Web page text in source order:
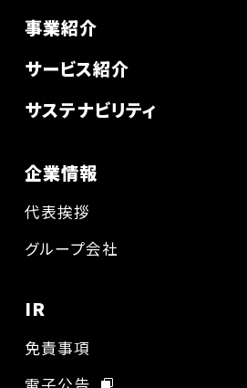
事業紹介
サービス紹介
サステナビリティ
企業情報
代表挨拶
グループ会社
IR
免責事項